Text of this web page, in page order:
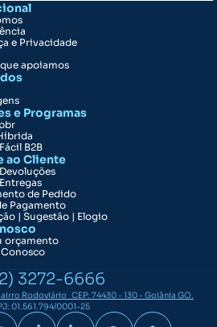
e Privacidade
apoiamos
e Programas
B2B
ao Cliente
de Pedido
Pagamento
| Sugestão | Elogio
orçamento
3272-6666
Rodoviário CEP: 74430 - 130 - Goiânia GO.
01.561.794/0001-25